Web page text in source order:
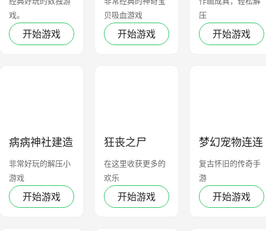
戏。
开始游戏
贝吸血游戏
开始游戏
压
开始游戏
病病神社建造
中
非常好玩的解压小
游戏
开始游戏
狂丧之尸
在这里收获更多的
欢乐
开始游戏
梦幻宠物连连
看
复古怀旧的传奇手
游
开始游戏